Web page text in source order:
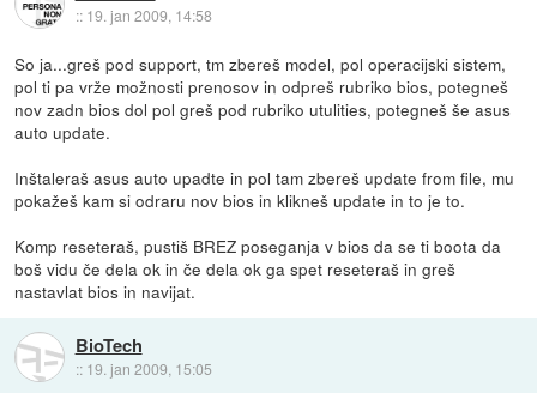
:: 19. jan 2009, 14:58
So ja...greš pod support, tm zbereš model, pol operacijski sistem,
pol ti pa vrže možnosti prenosov in odpreš rubriko bios, potegneš
nov zadn bios dol pol greš pod rubriko utulities, potegneš še asus
auto update.
Inštaleraš asus auto upadte in pol tam zbereš update from file, mu
pokažeš kam si odraru nov bios in klikneš update in to je to.
Komp reseteraš, pustiš BREZ poseganja v bios da se ti boota da
boš vidu če dela ok in če dela ok ga spet reseteraš in greš
nastavlat bios in navijat.
BioTech
:: 19. jan 2009, 15:05